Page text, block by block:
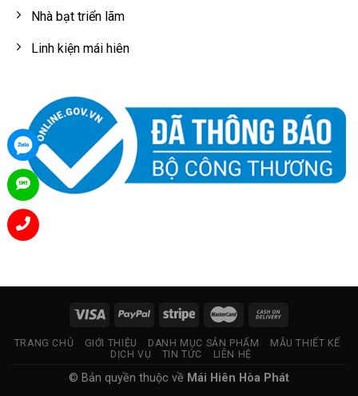
Nhà bạt triển lãm
Linh kiện mái hiên
TRANG CHỦ GIỚI THIỆU DANH MỤC SẢN PHẨM
MẪU THIẾT KẾ
DỊCH VỤ
TIN TỨC LIÊN HỆ
© Bản quyền thuộc về Mái Hiên Hòa Phát